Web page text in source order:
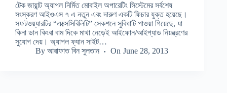
টেক জায়ান্ট অ্যাপল নির্মিত মোবাইল অপারেটিং সিস্টেমের সর্বশেষ
সংস্করণ আইওএস ৭ এ নতুন এবং দারুণ একটি ফিচার যুক্ত হয়েছে।
সফটওয়্যারটির “এক্সেসিবিলিটি” সেকশনে সুবিধাটি পাওয়া গিয়েছে, যা
কিনা ডান কিংবা বাম দিকে মাথা নেড়েই আইফোন/আইপ্যাড নিয়ন্ত্রণের
সুযোগ দেয়। অ্যাপল ফ্যান সাইট…
By আরাফাত বিন সুলতান On June 28, 2013